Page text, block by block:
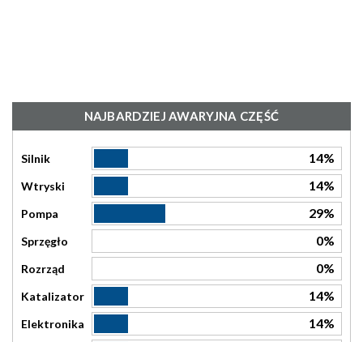
NAJBARDZIEJ AWARYJNA CZĘŚĆ
Silnik 14%
Wtryski 14%
Pompa 29%
Sprzęgło 0%
Rozrząd 0%
Katalizator 14%
Elektronika 14%